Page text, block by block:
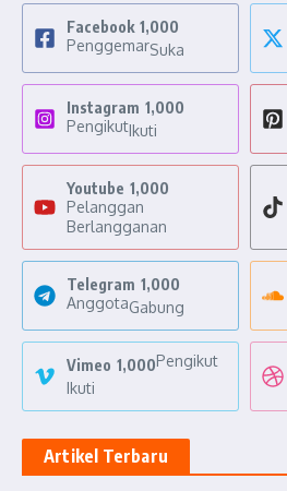
Facebook 1,000
PenggemarSuka
Instagram 1,000
PengikutIkuti
Youtube 1,000
Pelanggan
Berlangganan
Telegram 1,000
AnggotaGabung
Vimeo 1,000Pengikut
Ikuti
Artikel Terbaru